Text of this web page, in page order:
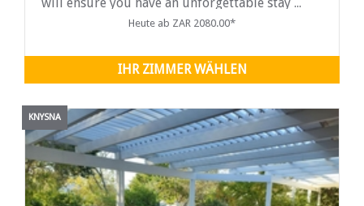
Heute ab ZAR 2080.00*
IHR ZIMMER WÄHLEN
KNYSNA